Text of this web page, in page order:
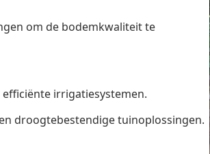
om de bodemkwaliteit te
irrigatiesystemen.
droogtebestendige tuinoplossingen.